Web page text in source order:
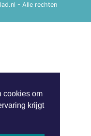
cookies om
krijgt
- Alle rechten